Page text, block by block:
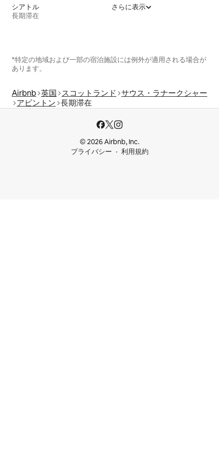
シアトル
長期滞在
さらに表示
*特定の地域および一部の宿泊施設には例外が適用される場合が
あります。
Airbnb 英国 スコットランド サウス・ラナークシャー
アビントン 長期滞在
© 2026 Airbnb, Inc.
プライバシー
利用規約